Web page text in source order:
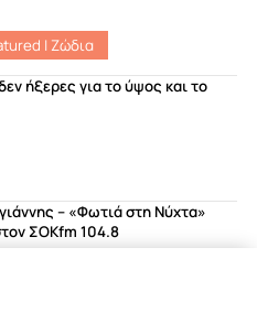
| Ζώδια
ήξερες για το ύψος και το
– «Φωτιά στη Νύχτα»
ΣΟΚfm 104.8